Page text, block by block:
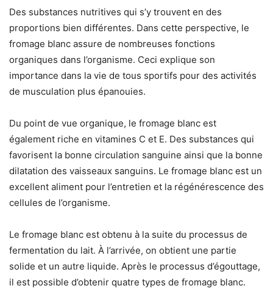
Des substances nutritives qui s’y trouvent en des
proportions bien différentes. Dans cette perspective, le
fromage blanc assure de nombreuses fonctions
organiques dans l’organisme. Ceci explique son
importance dans la vie de tous sportifs pour des activités
de musculation plus épanouies.
Du point de vue organique, le fromage blanc est
également riche en vitamines C et E. Des substances qui
favorisent la bonne circulation sanguine ainsi que la bonne
dilatation des vaisseaux sanguins. Le fromage blanc est un
excellent aliment pour l’entretien et la régénérescence des
cellules de l’organisme.
Le fromage blanc est obtenu à la suite du processus de
fermentation du lait. À l’arrivée, on obtient une partie
solide et un autre liquide. Après le processus d’égouttage,
il est possible d’obtenir quatre types de fromage blanc.